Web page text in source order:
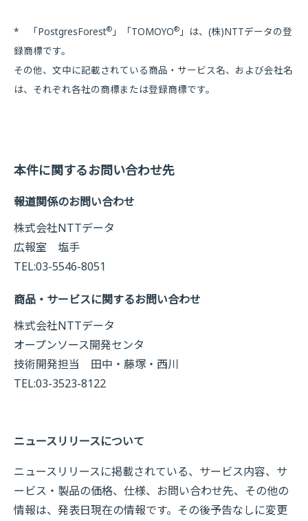
* 「PostgresForest® 」「TOMOYO® 」は、(株)NTTデータの登
録商標です。
その他、文中に記載されている商品・サービス名、および会社名
は、それぞれ各社の商標または登録商標です。
本件に関するお問い合わせ先
報道関係のお問い合わせ
株式会社NTTデータ
広報室 塩手
TEL:03-5546-8051
商品・サービスに関するお問い合わせ
株式会社NTTデータ
オープンソース開発センタ
技術開発担当 田中・藤塚・西川
TEL:03-3523-8122
ニュースリリースについて
ニュースリリースに掲載されている、サービス内容、サ
ービス・製品の価格、仕様、お問い合わせ先、その他の
情報は、発表日現在の情報です。その後予告なしに変更